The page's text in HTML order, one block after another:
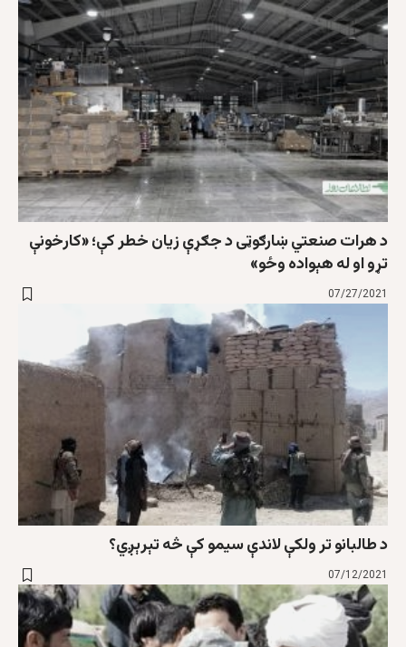
د هرات صنعتي ښارګوټی د جګړې زیان خطر کې؛ «کارخونې
تړو او له هېواده وځو»
07/27/2021
د طالبانو تر ولکې لاندې سیمو کې څه تېرېږي؟
07/12/2021